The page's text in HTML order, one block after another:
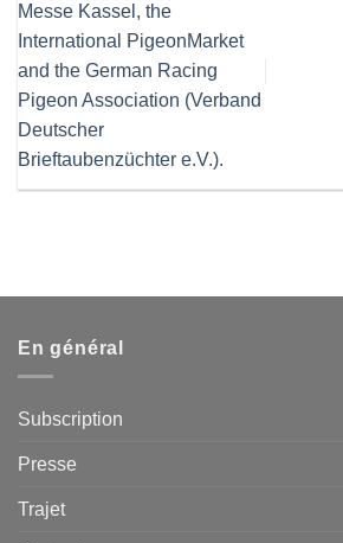
Messe Kassel, the
International PigeonMarket
and the German Racing
Pigeon Association (Verband
Deutscher
Brieftaubenzüchter e.V.).
En général
Subscription
Presse
Trajet